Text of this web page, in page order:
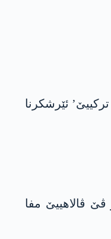
ئێرشکرنا
ڤالاھییێ مفا